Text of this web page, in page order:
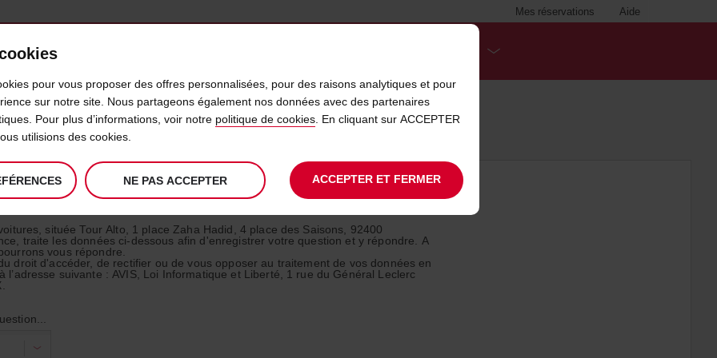
Aide
Mes réservations
située Tour Alto, 1 place Zaha Hadid, 4 place des Saisons, 92400
traite les données ci-dessous afin d'enregistrer votre question et y répondre. A
vous répondre.
droit d'accéder, de rectifier ou de vous opposer au traitement de vos données en
l’adresse suivante : AVIS, Loi Informatique et Liberté, 1 rue du Général Leclerc
pour vous proposer des offres personnalisées, pour des raisons analytiques et pour
sur notre site. Nous partageons également nos données avec des partenaires
Pour plus d’informations, voir notre politique de cookies. En cliquant sur ACCEPTER
utilisions des cookies.
NE PAS ACCEPTER ACCEPTER ET FERMER